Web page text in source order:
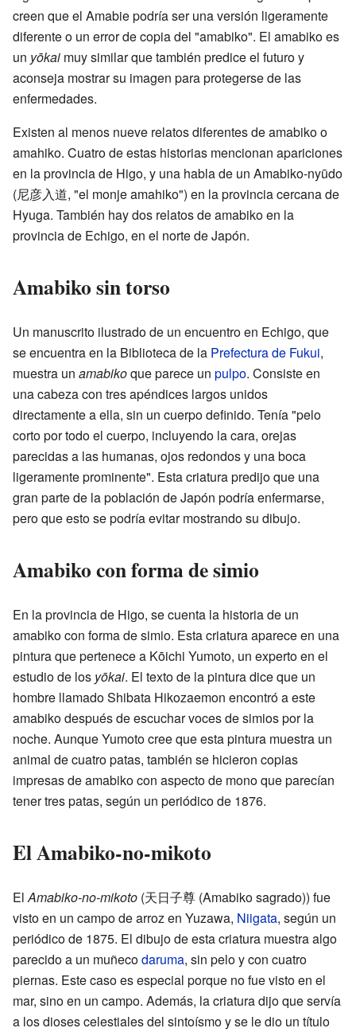
creen que el Amabie podría ser una versión ligeramente
diferente o un error de copia del "amabiko". El amabiko es
un yōkai muy similar que también predice el futuro y
aconseja mostrar su imagen para protegerse de las
enfermedades.
Existen al menos nueve relatos diferentes de amabiko o
amahiko. Cuatro de estas historias mencionan apariciones
en la provincia de Higo, y una habla de un Amabiko-nyūdo
(尼彦入道, "el monje amahiko") en la provincia cercana de
Hyuga. También hay dos relatos de amabiko en la
provincia de Echigo, en el norte de Japón.
Amabiko sin torso
Un manuscrito ilustrado de un encuentro en Echigo, que
se encuentra en la Biblioteca de la Prefectura de Fukui,
muestra un amabikoque parece un pulpo. Consiste en
una cabeza con tres apéndices largos unidos
directamente a ella, sin un cuerpo definido. Tenía "pelo
corto por todo el cuerpo, incluyendo la cara, orejas
parecidas a las humanas, ojos redondos y una boca
ligeramente prominente". Esta criatura predijo que una
gran parte de la población de Japón podría enfermarse,
pero que esto se podría evitar mostrando su dibujo.
Amabiko con forma de simio
En la provincia de Higo, se cuenta la historia de un
amabiko con forma de simio. Esta criatura aparece en una
pintura que pertenece a Kōichi Yumoto, un experto en el
estudio de los yōkai. El texto de la pintura dice que un
hombre llamado Shibata Hikozaemon encontró a este
amabiko después de escuchar voces de simios por la
noche. Aunque Yumoto cree que esta pintura muestra un
animal de cuatro patas, también se hicieron copias
impresas de amabiko con aspecto de mono que parecían
tener tres patas, según un periódico de 1876.
El Amabiko-no-mikoto
ElAmabiko-no-mikoto (天日子尊 (Amabiko sagrado)) fue
visto en un campo de arroz en Yuzawa, Niigata, según un
periódico de 1875. El dibujo de esta criatura muestra algo
parecido a un muñecodaruma, sin pelo y con cuatro
piernas. Este caso es especial porque no fue visto en el
mar, sino en un campo. Además, la criatura dijo que servía
a los dioses celestiales del sintoísmo y se le dio un título